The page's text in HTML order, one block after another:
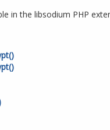
in the libsodium PHP